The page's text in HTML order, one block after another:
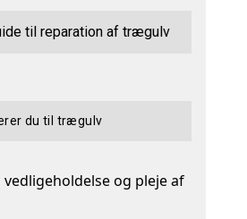
til reparation af trægulv
du til trægulv
og pleje af